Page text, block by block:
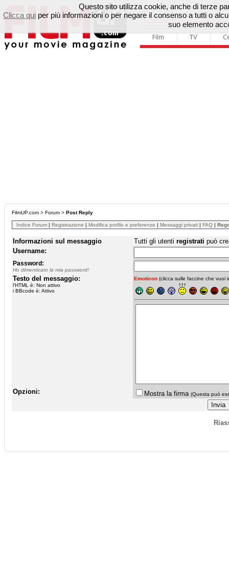
Film TV
FilmUP.com > Forum > Post Reply
Indice Forum | Registrazione | Modifica profilo e preferenze | Messaggi privati | FAQ |
Informazioni sul messaggio Tutti gli utenti registrati può
Username:
Password:
Ho dimenticato la mia password!
Testo del messaggio:
l'HTML è: Non attivo
i BBcode è: Attivo
Emoticon (clicca sulle faccine che vuoi
Opzioni: Mostra la firma (Questa può
Questo sito utilizza cookie, anche di terze
Clicca qui per più informazioni o per negare il consenso a tutti o
suo elemento